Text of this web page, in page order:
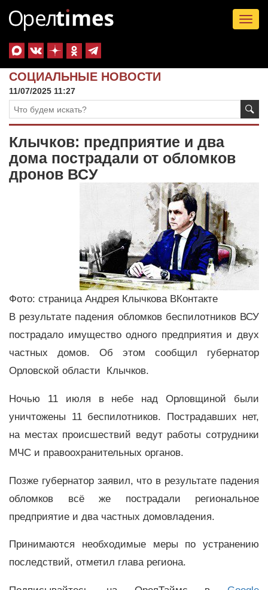
СОЦИАЛЬНЫЕ НОВОСТИ
11/07/2025 11:27
Клычков: предприятие и два
дома пострадали от обломков
дронов ВСУ
Фото: страница Андрея Клычкова ВКонтакте
В результате падения обломков беспилотников ВСУ
пострадало имущество одного предприятия и двух
частных домов. Об этом сообщил губернатор
Орловской области Клычков.
Ночью 11 июля в небе над Орловщиной были
уничтожены 11 беспилотников. Пострадавших нет,
на местах происшествий ведут работы сотрудники
МЧС и правоохранительных органов.
Позже губернатор заявил, что в результате падения
обломков всё же пострадали региональное
предприятие и два частных домовладения.
Принимаются необходимые меры по устранению
последствий, отметил глава региона.